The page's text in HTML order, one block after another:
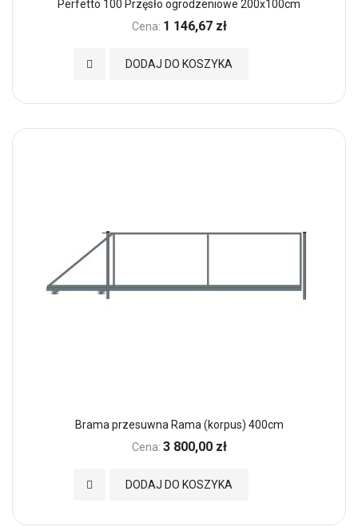
Perfetto 100 Przęsło ogrodzeniowe 200x100cm
Cena: 1 146,67 zł
DODAJ DO KOSZYKA
Dodaj do Ulubionych
Brama przesuwna Rama (korpus) 400cm
Cena: 3 800,00 zł
DODAJ DO KOSZYKA
Dodaj do Ulubionych